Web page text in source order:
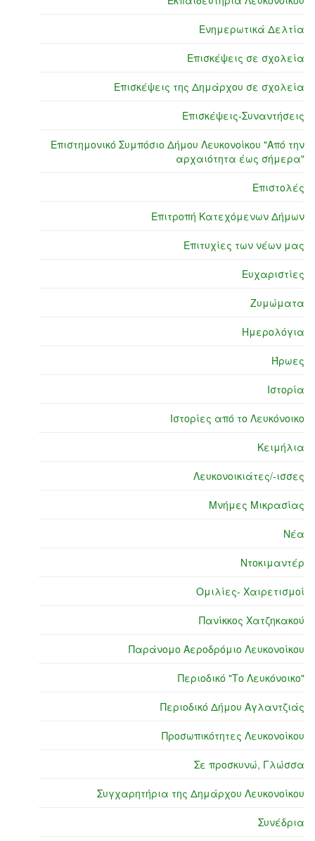
Ενημερωτικά Δελτία
Επισκέψεις σε σχολεία
Επισκέψεις της Δημάρχου σε σχολεία
Επισκέψεις-Συναντήσεις
Επιστημονικό Συμπόσιο Δήμου Λευκονοίκου "Από την
αρχαιότητα έως σήμερα"
Επιστολές
Επιτροπή Κατεχόμενων Δήμων
Επιτυχίες των νέων μας
Ευχαριστίες
Ζυμώματα
Ημερολόγια
Ήρωες
Ιστορία
Ιστορίες από το Λευκόνοικο
Κειμήλια
Λευκονοικιάτες/-ισσες
Μνήμες Μικρασίας
Νέα
Ντοκιμαντέρ
Ομιλίες- Χαιρετισμοί
Πανίκκος Χατζηκακού
Παράνομο Αεροδρόμιο Λευκονοίκου
Περιοδικό "Το Λευκόνοικο"
Περιοδικό Δήμου Αγλαντζιάς
Προσωπικότητες Λευκονοίκου
Σε προσκυνώ, Γλώσσα
Συγχαρητήρια της Δημάρχου Λευκονοίκου
Συνέδρια